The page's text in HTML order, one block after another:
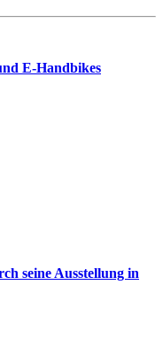
E-Handbikes
seine Ausstellung in